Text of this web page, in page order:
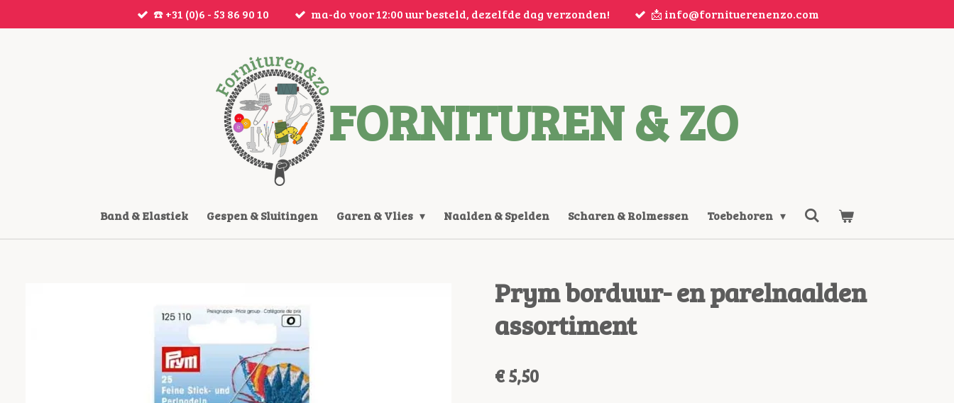
direct
☎️ +31 (0)6 - 53 86 90 10 ma-do voor 12:00 uur besteld, dezelfde dag verzonden! 📩 info@fornituerenenzo.com
FORNITUREN & ZO
Band & Elastiek Gespen & Sluitingen Garen & Vlies Naalden & Spelden Scharen & Rolmessen Toebehoren
Prym borduur- en parelnaalden
assortiment
€ 5,50